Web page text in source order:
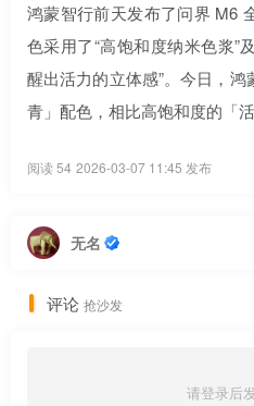
鸿蒙智行前天发布了问界 M6
色采用了“高饱和度纳米色浆”
醒出活力的立体感”。今日，
青」配色，相比高饱和度的「
阅读 54 2026-03-07 11:45 发布
无名
评论 抢沙发
请登录后